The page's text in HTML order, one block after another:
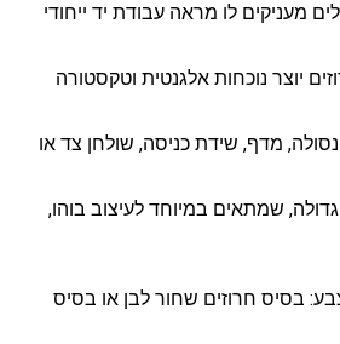
מעניקים לו מראה עבודת יד ייחודי
יוצר נוכחות אלגנטית וטקסטורה
מדף, שידת כניסה, שולחן צד או
שמתאים במיוחד לעיצוב בוהו,
בסיס חרוזים שחור לבן או בסיס